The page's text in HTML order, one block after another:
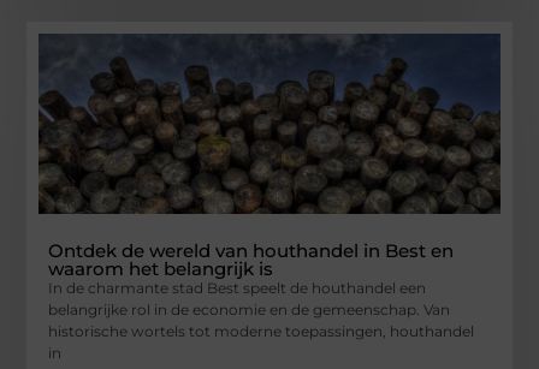
Ontdek de wereld van houthandel in Best en
waarom het belangrijk is
In de charmante stad Best speelt de houthandel een
belangrijke rol in de economie en de gemeenschap. Van
historische wortels tot moderne toepassingen, houthandel
in